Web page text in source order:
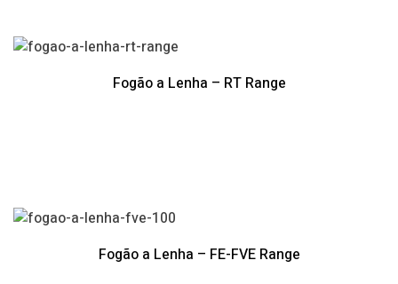
Fogão a Lenha – RT Range
Fogão a Lenha – FE-FVE Range